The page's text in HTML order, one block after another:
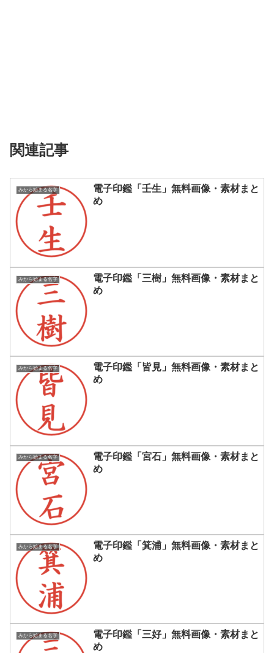
関連記事
みから始まる名字
電子印鑑「壬生」無料画像・素材まと
め
みから始まる名字
電子印鑑「三樹」無料画像・素材まと
め
みから始まる名字
電子印鑑「皆見」無料画像・素材まと
め
みから始まる名字
電子印鑑「宮石」無料画像・素材まと
め
みから始まる名字
電子印鑑「箕浦」無料画像・素材まと
め
みから始まる名字
電子印鑑「三好」無料画像・素材まと
め